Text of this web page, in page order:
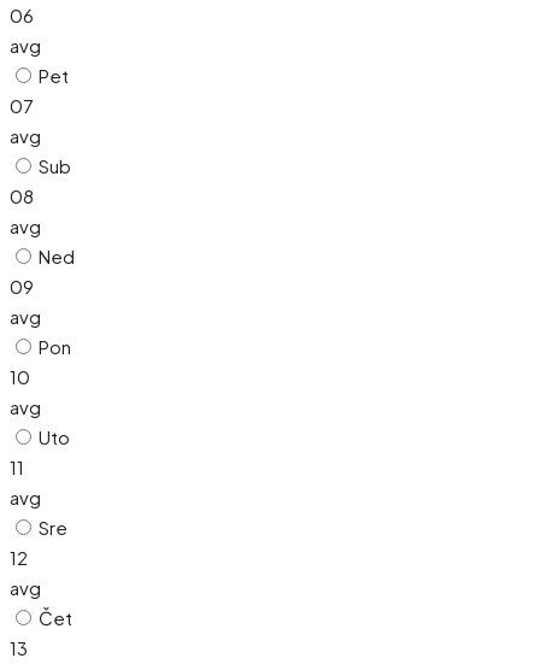
06
avg
Pet
07
avg
Sub
08
avg
Ned
09
avg
Pon
10
avg
Uto
11
avg
Sre
12
avg
Čet
13